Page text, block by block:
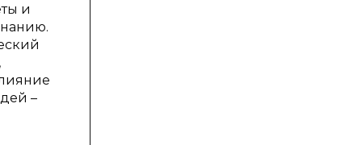
и
–